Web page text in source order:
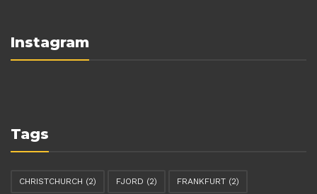
Instagram
Tags
CHRISTCHURCH (2) FJORD (2) FRANKFURT (2)